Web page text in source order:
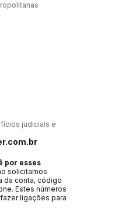
judiciais e
por esses
solicitamos
da conta, código
Estes números
ligações para